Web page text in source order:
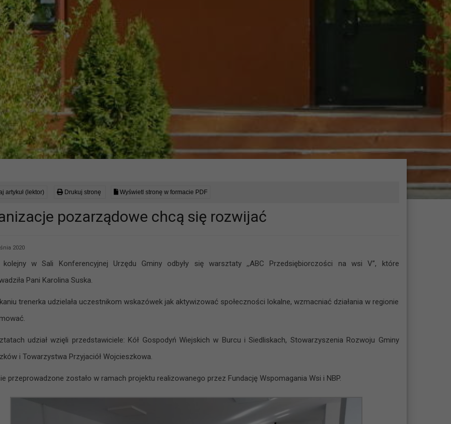
artykuł (lektor) Drukuj stronę Wyświetl stronę w formacie PDF
pozarządowe chcą się rozwijać
2020
w Sali Konferencyjnej Urzędu Gminy odbyły się warsztaty ,,ABC Przedsiębiorczości na wsi V”, które
Pani Karolina Suska.
trenerka udzielała uczestnikom wskazówek jak aktywizować społeczności lokalne, wzmacniać działania w regionie
udział wzięli przedstawiciele: Kół Gospodyń Wiejskich w Burcu i Siedliskach, Stowarzyszenia Rozwoju Gminy
i Towarzystwa Przyjaciół Wojcieszkowa.
przeprowadzone zostało w ramach projektu realizowanego przez Fundację Wspomagania Wsi i NBP.